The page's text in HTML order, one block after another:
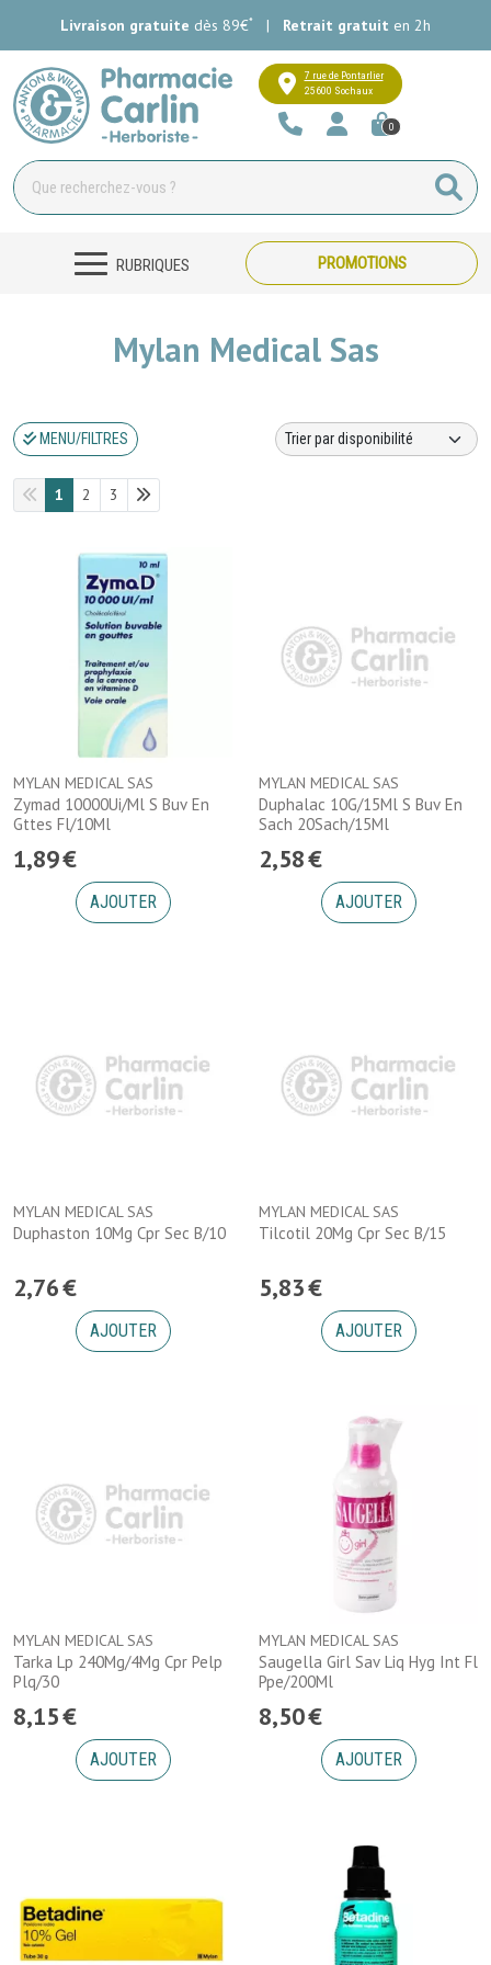
Livraison gratuite dès 89€* | Retrait gratuit en 2h
Pharmacie Carlin Votre
7 rue de Pontarlier
25600 Sochaux
0
RUBRIQUES PROMOTIONS
Mylan Medical Sas
MENU/FILTRES
1 2 3
MYLAN MEDICAL SAS
Zymad 10000Ui/Ml S Buv En
Gttes Fl/10Ml
1,89€
AJOUTER
MYLAN MEDICAL SAS
Duphalac 10G/15Ml S Buv En
Sach 20Sach/15Ml
2,58€
AJOUTER
MYLAN MEDICAL SAS
Duphaston 10Mg Cpr Sec B/10
2,76€
AJOUTER
MYLAN MEDICAL SAS
Tilcotil 20Mg Cpr Sec B/15
5,83€
AJOUTER
MYLAN MEDICAL SAS
Tarka Lp 240Mg/4Mg Cpr Pelp
Plq/30
8,15€
AJOUTER
MYLAN MEDICAL SAS
Saugella Girl Sav Liq Hyg Int Fl
Ppe/200Ml
8,50€
AJOUTER